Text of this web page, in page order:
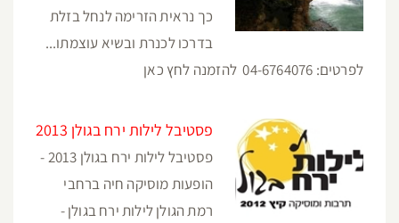
כך נראית הזרימה לנחל בזלת
בדרכו לכנרת ובשיא עוצמתו...
לפרטים: 04-6764076 להזמנה לחץ כאן
פסטיבל לילות ירח בגולן 2013
פסטיבל לילות ירח בגולן 2013 -
הופעות מוסיקה חיה ברחבי
רמת הגולן לילות ירח בגולן -